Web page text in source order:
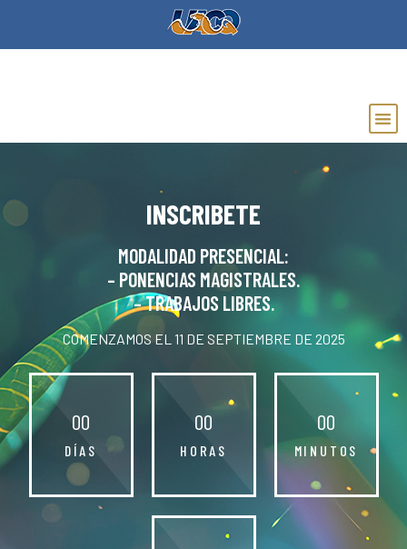
INSCRIBETE
MODALIDAD PRESENCIAL:
– PONENCIAS MAGISTRALES.
– TRABAJOS LIBRES.
COMENZAMOS EL 11 DE SEPTIEMBRE DE 2025
00
DÍAS
00
HORAS
00
MINUTOS